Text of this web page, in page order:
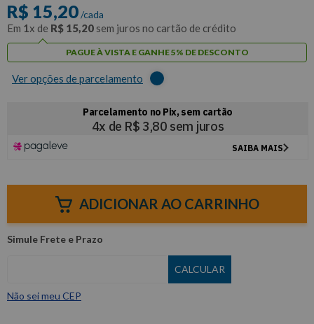
R$ 15,20/cada
Em 1x de R$ 15,20 sem juros no cartão de crédito
PAGUE À VISTA E GANHE 5% DE DESCONTO
Ver opções de parcelamento
ADICIONAR AO CARRINHO
Não sei meu CEP